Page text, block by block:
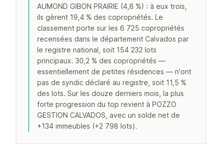
AUMOND GIBON PRAIRIE (4,8 %) : à eux trois,
ils gèrent 19,4 % des copropriétés. Le
classement porte sur les 6 725 copropriétés
recensées dans le département Calvados par
le registre national, soit 154 232 lots
principaux. 30,2 % des copropriétés —
essentiellement de petites résidences — n'ont
pas de syndic déclaré au registre, soit 11,5 %
des lots. Sur les douze derniers mois, la plus
forte progression du top revient à POZZO
GESTION CALVADOS, avec un solde net de
+134 immeubles (+2 798 lots).